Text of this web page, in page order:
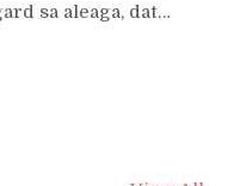
sa aleaga, dat…